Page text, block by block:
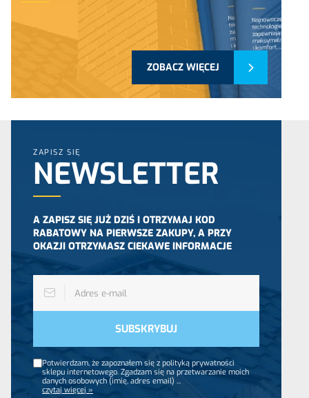
ZOBACZ WIĘCEJ
ZAPISZ SIĘ
NEWSLETTER
A ZAPISZ SIĘ JUŻ DZIŚ I OTRZYMAJ KOD
RABATOWY NA PIERWSZE ZAKUPY, A PRZY
OKAZJI OTRZYMASZ CIEKAWE INFORMACJE
Potwierdzam, że zapoznałem się z polityką prywatności
sklepu internetowego. Zgadzam się na przetwarzanie moich
danych osobowych (imię, adres email) ...
czytaj więcej »